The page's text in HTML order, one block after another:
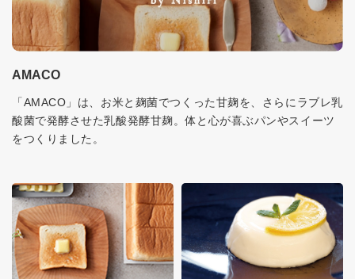
AMACO
「AMACO」は、お米と麹菌でつくった甘麹を、さらにラブレ乳
酸菌で発酵させた乳酸発酵甘麹。体と心が喜ぶパンやスイーツ
をつくりました。